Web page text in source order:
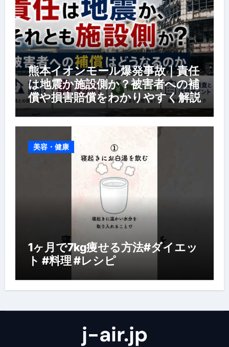
熊本イオンモール爆発事故｜責任
は地震か施設側か？被害者への補
償や損害賠償をわかりやすく解説
美容・健康
1ヶ月で7kg痩せる方法#ダイエッ
ト #料理 #レシピ
j-air.jp